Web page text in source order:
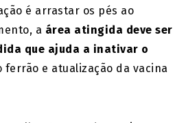
é arrastar os pés ao
a área atingida deve ser
que ajuda a inativar o
ferrão e atualização da vacina